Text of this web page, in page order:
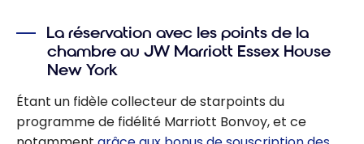
La réservation avec les points de la
chambre au JW Marriott Essex House
New York
Étant un fidèle collecteur de starpoints du
programme de fidélité Marriott Bonvoy, et ce